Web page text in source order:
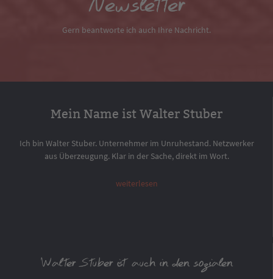
Newsletter
Gern beantworte ich auch Ihre Nachricht.
Mein Name ist Walter Stuber
Ich bin Walter Stuber. Unternehmer im Unruhestand. Netzwerker
aus Überzeugung. Klar in der Sache, direkt im Wort.
weiterlesen
Walter Stuber ist auch in den sozialen